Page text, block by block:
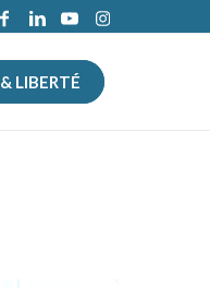
LIBERTÉ